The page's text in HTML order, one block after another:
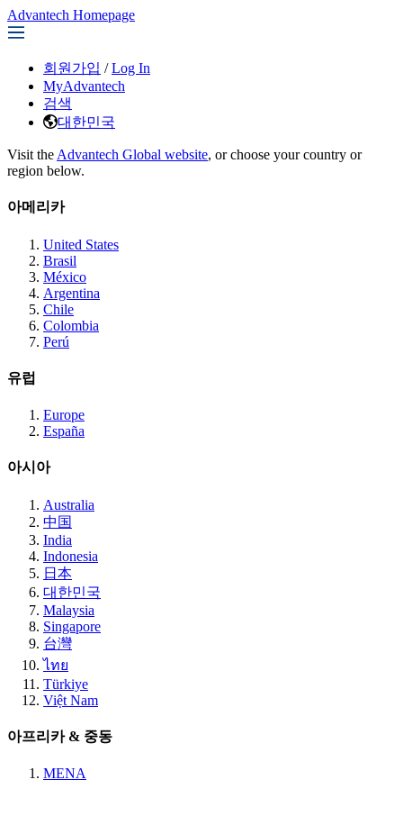
Advantech Homepage
회원가입 / Log In
MyAdvantech
검색
대한민국
Visit the Advantech Global website, or choose your country or
region below.
아메리카
United States
Brasil
México
Argentina
Chile
Colombia
Perú
유럽
Europe
España
아시아
Australia
中国
India
Indonesia
日本
대한민국
Malaysia
Singapore
台灣
ไทย
Türkiye
Việt Nam
아프리카 & 중동
MENA